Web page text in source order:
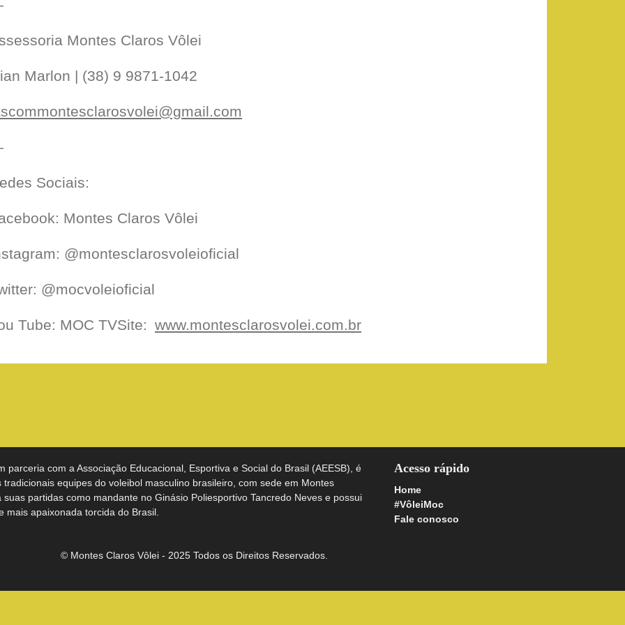
Montes Claros Vôlei
Marlon | (38) 9 9871-1042
Sociais:
Montes Claros Vôlei
@montesclarosvoleioficial
@mocvoleioficial
Tube: MOC TVSite: www.montesclarosvolei.com.br
parceria com a Associação Educacional, Esportiva e Social do Brasil (AEESB), é
equipes do voleibol masculino brasileiro, com sede em Montes
partidas como mandante no Ginásio Poliesportivo Tancredo Neves e possui
mais apaixonada torcida do Brasil.
© Montes Claros Vôlei - 2025 Todos os Direitos Reservados.
Acesso rápido
Home
#VôleiMoc
Fale conosco